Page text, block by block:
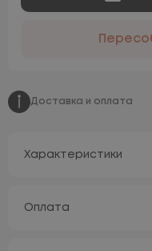
Доставка и оплата
Характеристики
Оплата